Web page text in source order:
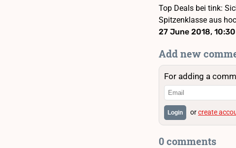
Top Deals bei tink:
Spitzenklasse aus
27 June 2018, 10:30
Add new
For adding a
Login orcreate
0 comments